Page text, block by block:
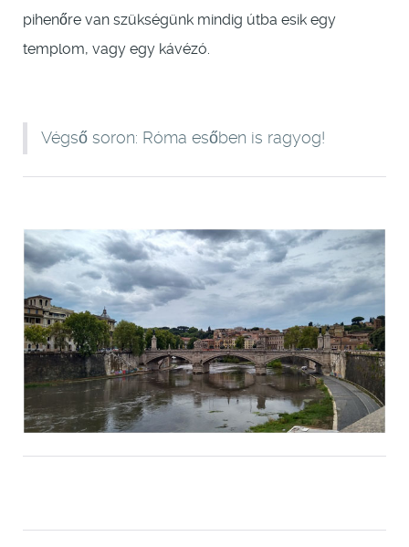
pihenőre van szükségünk mindig útba esik egy
templom, vagy egy kávézó.
Végső soron: Róma esőben is ragyog!